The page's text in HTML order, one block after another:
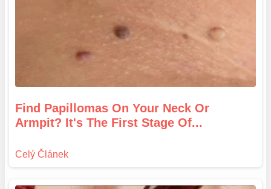
Find Papillomas On Your Neck Or
Armpit? It's The First Stage Of...